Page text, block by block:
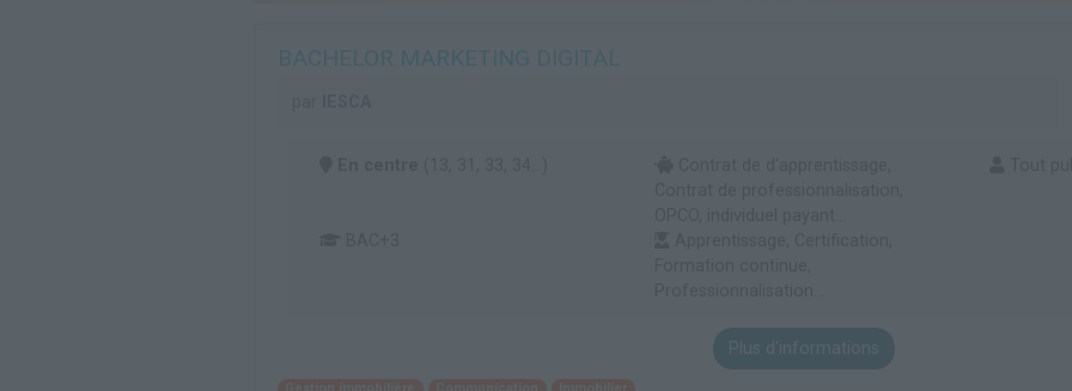
BACHELOR MARKETING DIGITAL
Plus d'informations